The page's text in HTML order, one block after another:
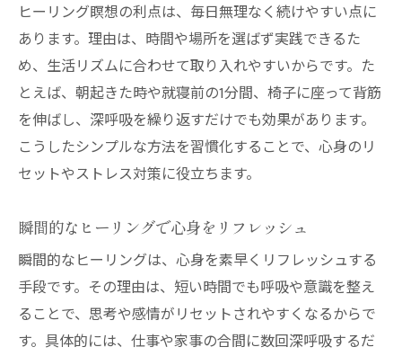
ヒーリング瞑想の利点は、毎日無理なく続けやすい点に
あります。理由は、時間や場所を選ばず実践できるた
め、生活リズムに合わせて取り入れやすいからです。た
とえば、朝起きた時や就寝前の1分間、椅子に座って背筋
を伸ばし、深呼吸を繰り返すだけでも効果があります。
こうしたシンプルな方法を習慣化することで、心身のリ
セットやストレス対策に役立ちます。
瞬間的なヒーリングで心身をリフレッシュ
瞬間的なヒーリングは、心身を素早くリフレッシュする
手段です。その理由は、短い時間でも呼吸や意識を整え
ることで、思考や感情がリセットされやすくなるからで
す。具体的には、仕事や家事の合間に数回深呼吸するだ